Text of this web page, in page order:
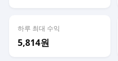
하루 최대 수익
5,814원